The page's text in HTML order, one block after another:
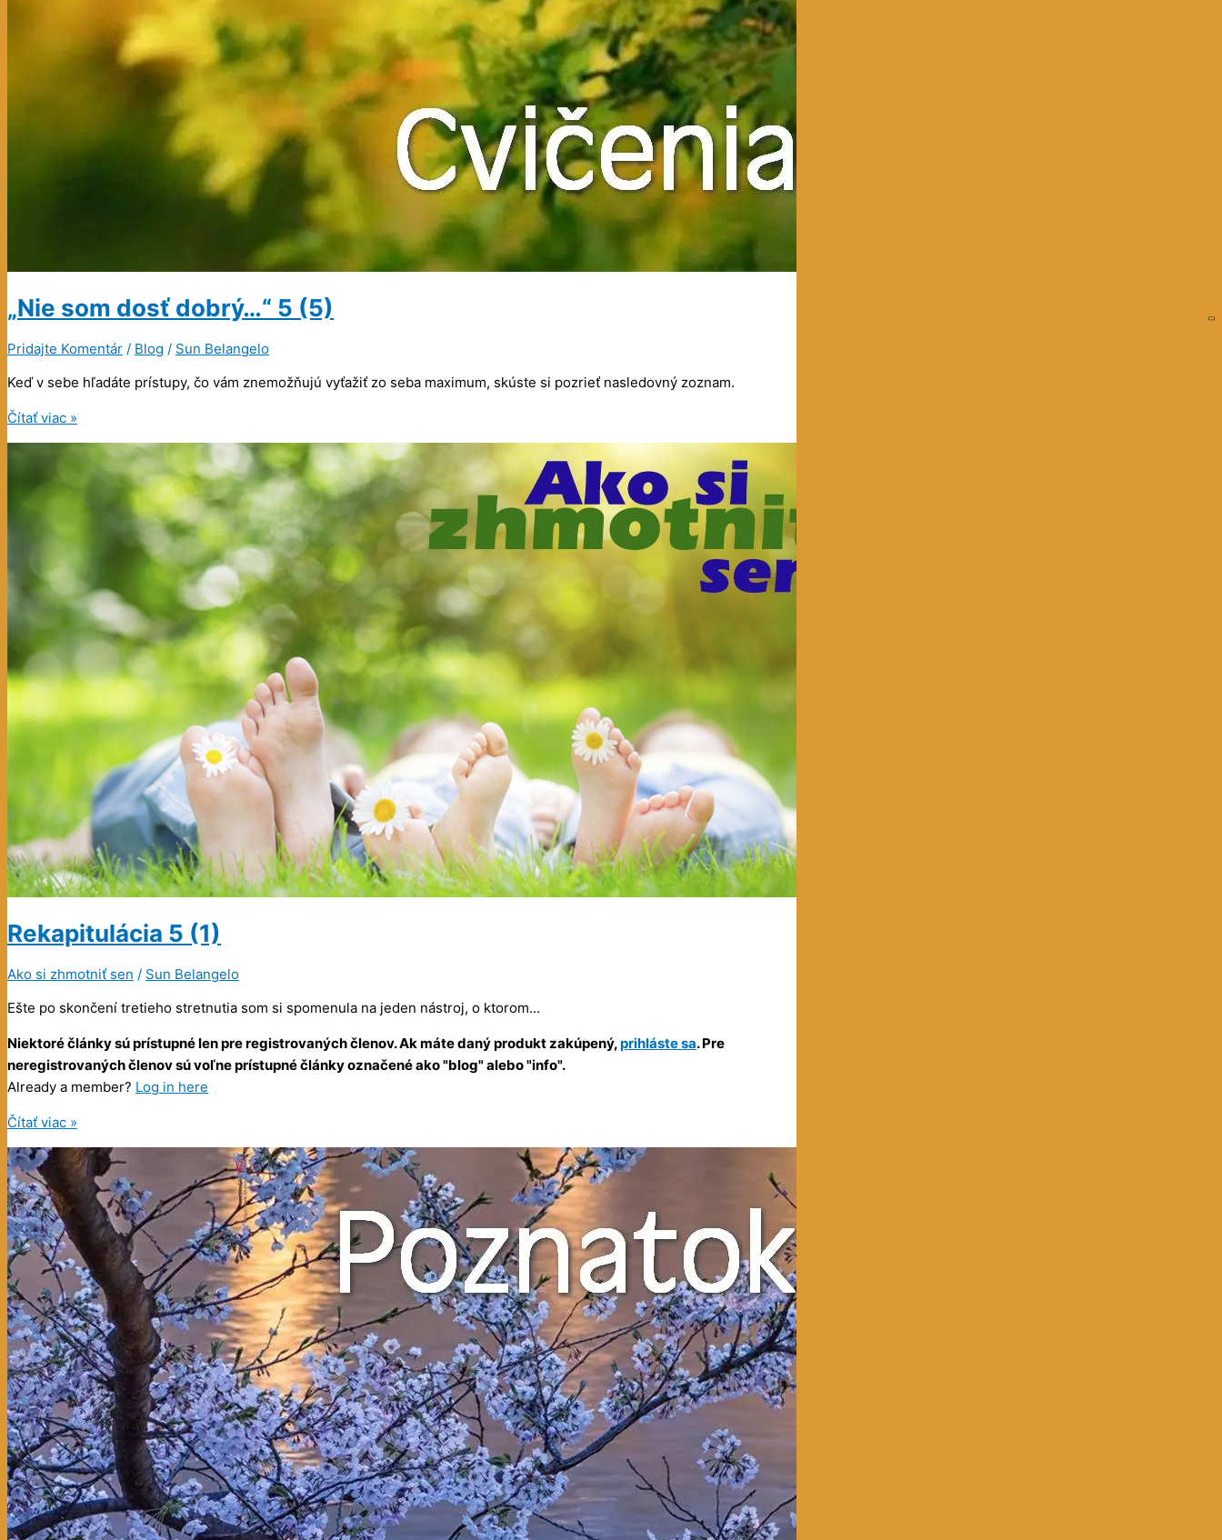
„Nie som dosť dobrý…“ 5 (5)
Pridajte Komentár / Blog / Sun Belangelo
Keď v sebe hľadáte prístupy, čo vám znemožňujú vyťažiť zo seba maximum, skúste si pozrieť nasledovný zoznam.
„Nie
Čítať viac »
Rekapitulácia 5 (1)
Ako si zhmotniť sen / Sun Belangelo
Ešte po skončení tretieho stretnutia som si spomenula na jeden nástroj, o ktorom...
Niektoré články sú prístupné len pre registrovaných členov. Ak máte daný produkt zakúpený,prihláste sa. Pre
neregistrovaných členov sú voľne prístupné články označené ako "blog" alebo "info".
Already a member? Log in here
Rekapitulácia
5
(1)
Čítať viac »